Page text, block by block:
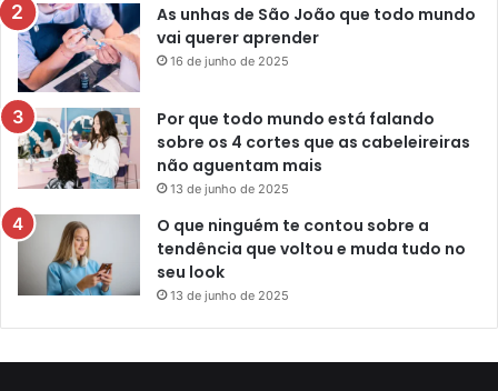
As unhas de São João que todo mundo
vai querer aprender
16 de junho de 2025
Por que todo mundo está falando
sobre os 4 cortes que as cabeleireiras
não aguentam mais
13 de junho de 2025
O que ninguém te contou sobre a
tendência que voltou e muda tudo no
seu look
13 de junho de 2025